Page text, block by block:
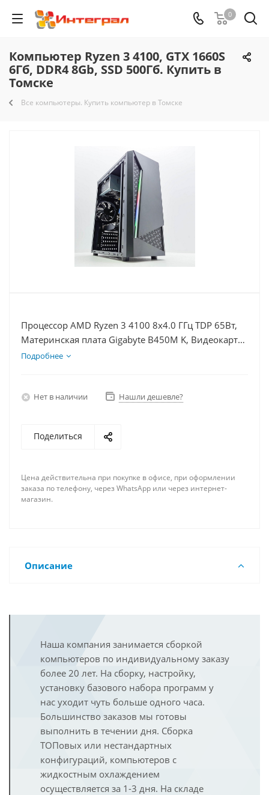
0
Компьютер Ryzen 3 4100, GTX 1660S
6Гб, DDR4 8Gb, SSD 500Гб. Купить в
Томске
Все компьютеры. Купить компьютер в Томске
Процессор AMD Ryzen 3 4100 8x4.0 ГГц TDP 65Вт,
Материнская плата Gigabyte B450M K, Видеокарта
GTX 1660S 6Гб, Память DDR4 8Gb, Диски
Подробнее
Нет в наличии Нашли дешевле?
Поделиться
Цена действительна при покупке в офисе, при оформлении
заказа по телефону, через WhatsApp или через интернет-
магазин.
Описание
Наша компания занимается сборкой
компьютеров по индивидуальному заказу
более 20 лет. На сборку, настройку,
установку базового набора программ у
нас уходит чуть больше одного часа.
Большинство заказов мы готовы
выполнить в течении дня. Сборка
ТОПовых или нестандартных
конфигураций, компьютеров с
жидкостным охлаждением
осуществляется за 1-3 дня. На складе